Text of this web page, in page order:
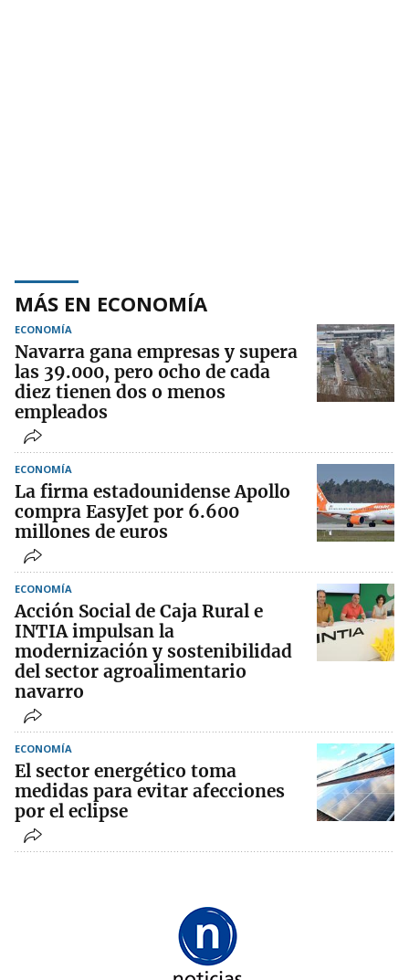
MÁS EN ECONOMÍA
ECONOMÍA
Navarra gana empresas y supera
las 39.000, pero ocho de cada
diez tienen dos o menos
empleados
ECONOMÍA
La firma estadounidense Apollo
compra EasyJet por 6.600
millones de euros
ECONOMÍA
Acción Social de Caja Rural e
INTIA impulsan la
modernización y sostenibilidad
del sector agroalimentario
navarro
ECONOMÍA
El sector energético toma
medidas para evitar afecciones
por el eclipse